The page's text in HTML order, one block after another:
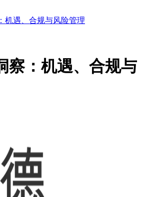
机遇、合规与风险管理
察：机遇、合规与